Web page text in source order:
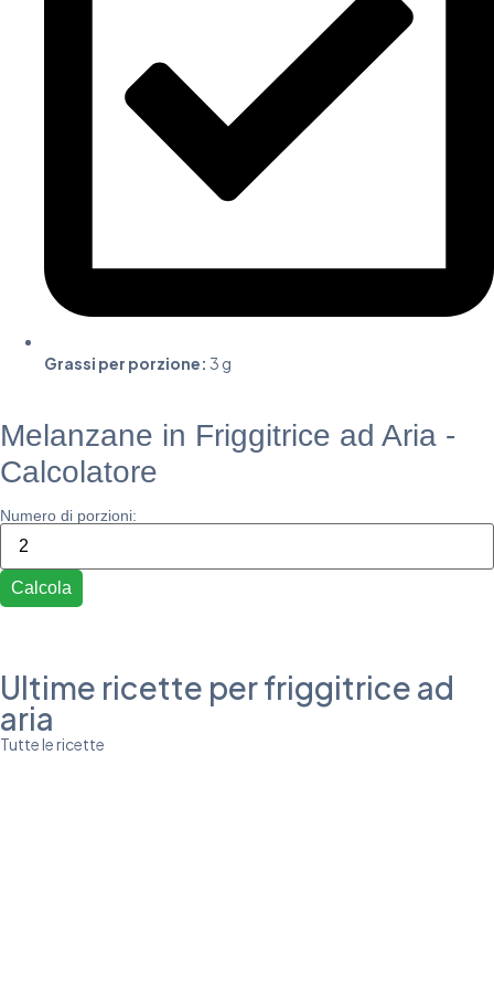
Grassi per porzione: 3 g
Melanzane in Friggitrice ad Aria -
Calcolatore
Numero di porzioni:
Calcola
Ultime ricette per friggitrice ad
aria
Tutte le ricette